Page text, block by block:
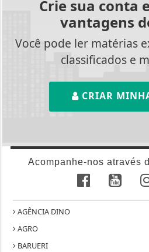
Crie sua conta
vantagens
Você pode ler matérias
classificados e
CRIAR
Acompanhe-nos através
AGÊNCIA DINO
AGRO
BARUERI